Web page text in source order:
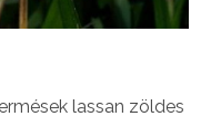
lassan zöldes